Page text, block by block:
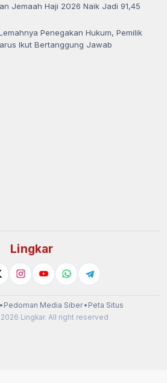
Jemaah Haji 2026 Naik Jadi 91,45
Penegakan Hukum, Pemilik
Ikut Bertanggung Jawab
Lingkar
• Pedoman Media Siber• Peta Situs
Lingkar. All right reserved